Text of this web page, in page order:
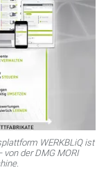
WERKBLiQ ist
der DMG MORI